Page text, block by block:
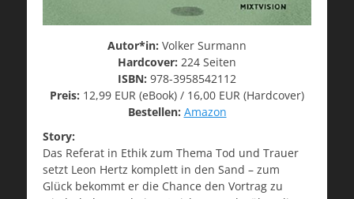
Autor*in: Volker Surmann
Hardcover: 224 Seiten
ISBN: 978-3958542112
Preis: 12,99 EUR (eBook) / 16,00 EUR (Hardcover)
Bestellen: Amazon
Story:
Das Referat in Ethik zum Thema Tod und Trauer
setzt Leon Hertz komplett in den Sand – zum
Glück bekommt er die Chance den Vortrag zu